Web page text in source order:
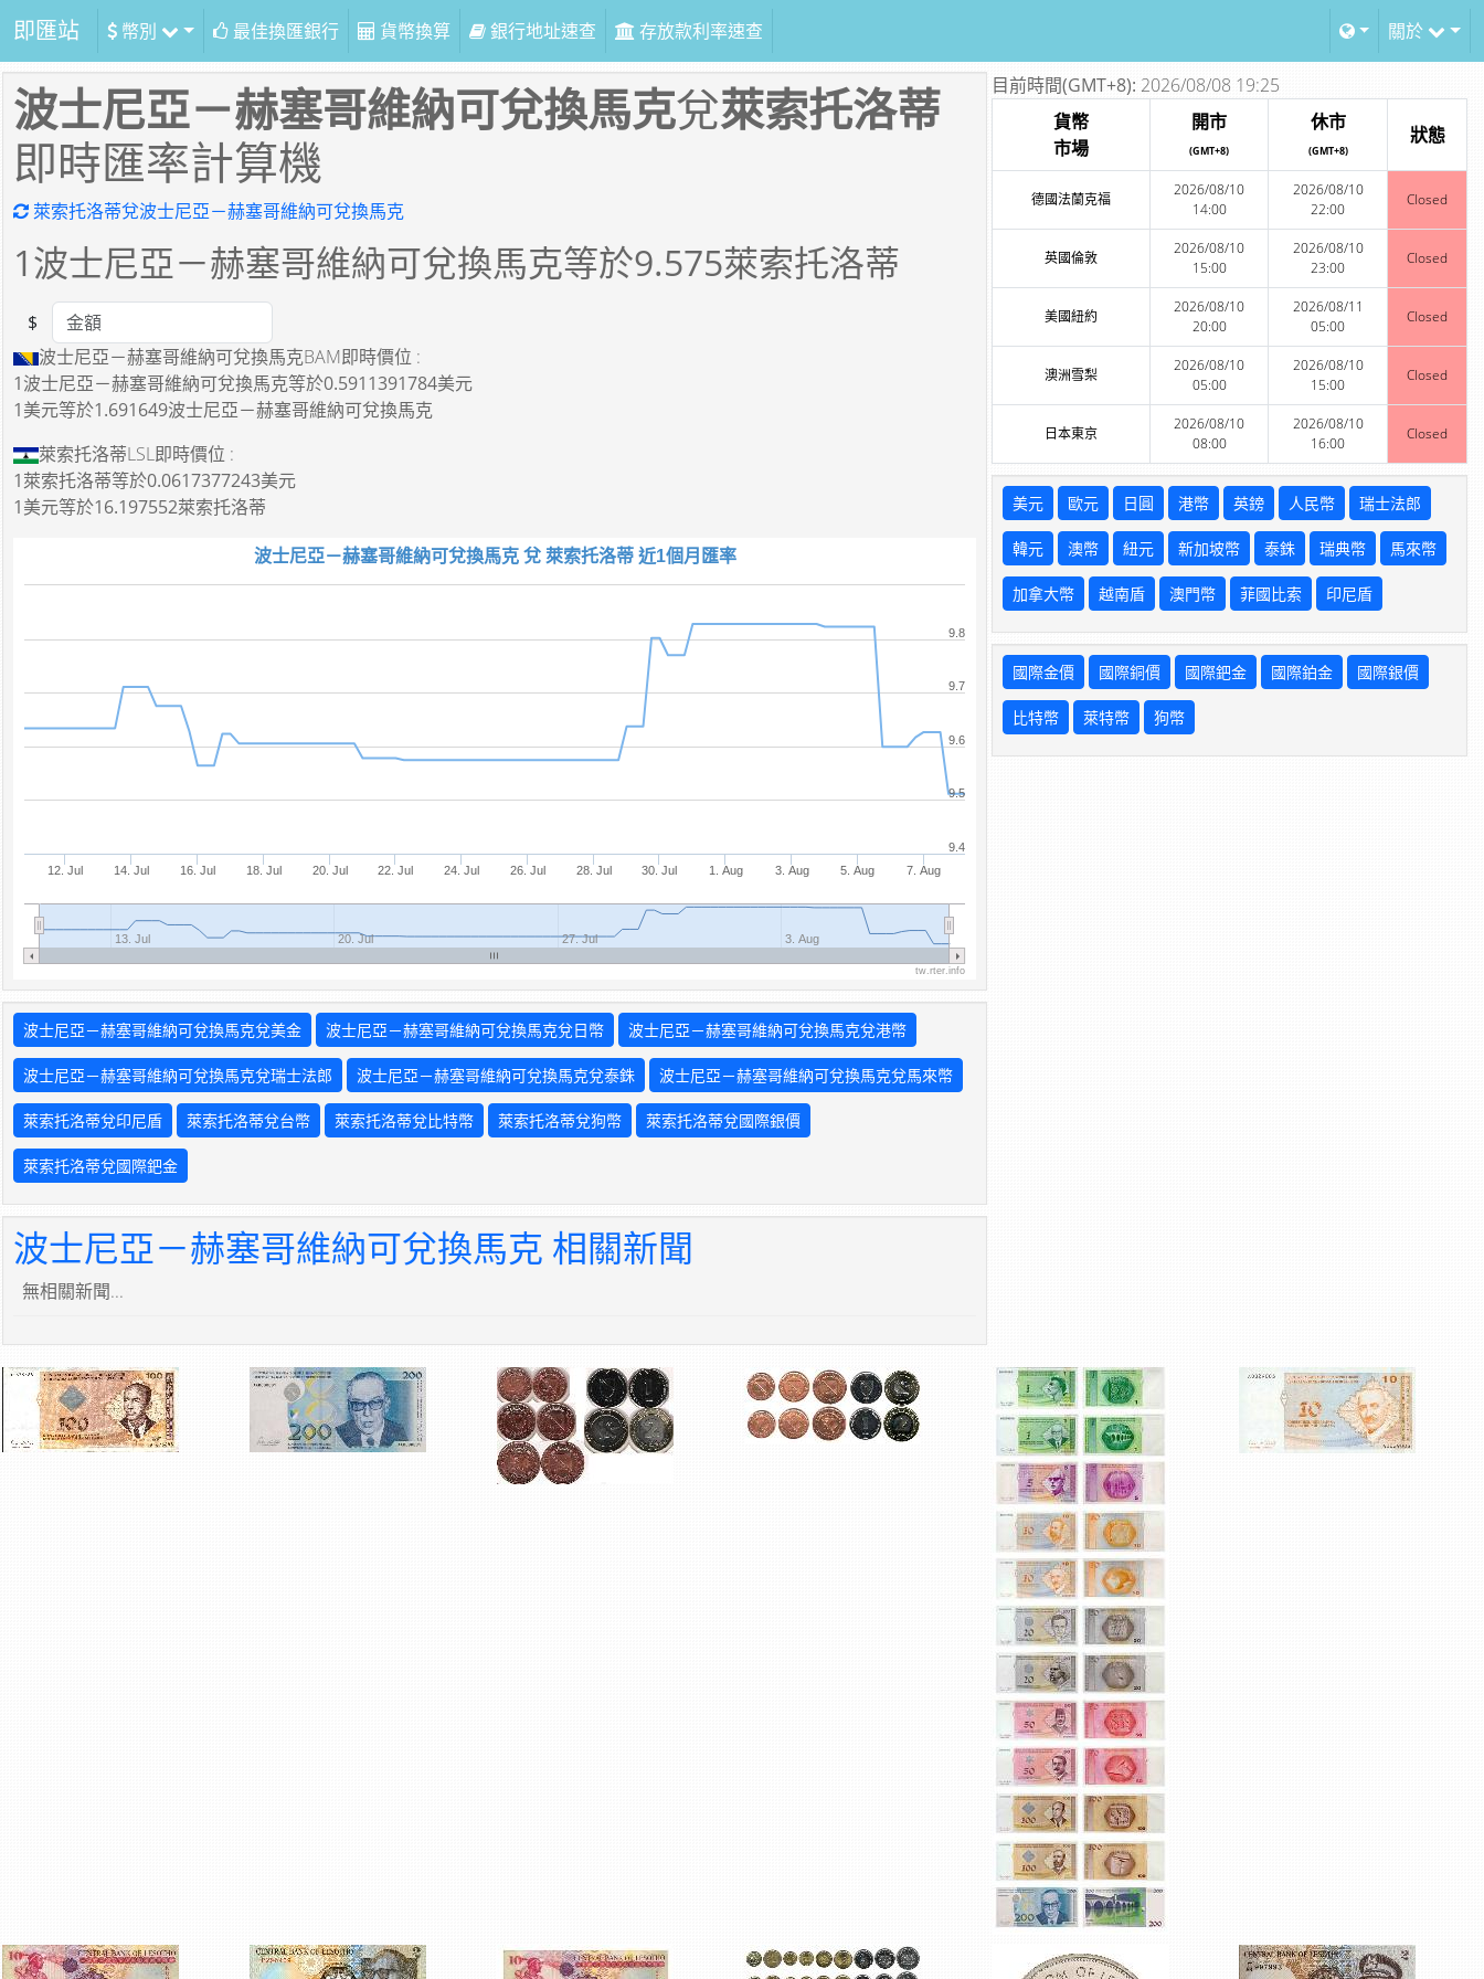
即匯站 幣別 最佳換匯銀行 貨幣換算 銀行地址速查 存放款利率速查 關於
波士尼亞－赫塞哥維納可兌換馬克兌萊索托洛蒂
即時匯率計算機
萊索托洛蒂兌波士尼亞－赫塞哥維納可兌換馬克
1波士尼亞－赫塞哥維納可兌換馬克等於9.575萊索托洛蒂
Amount
$
波士尼亞－赫塞哥維納可兌換馬克BAM即時價位 :
1波士尼亞－赫塞哥維納可兌換馬克等於0.5911391784美元
1美元等於1.691649波士尼亞－赫塞哥維納可兌換馬克
萊索托洛蒂LSL即時價位 :
1萊索托洛蒂等於0.0617377243美元
1美元等於16.197552萊索托洛蒂
波士尼亞－赫塞哥維納可兌換馬克 兌 萊索托洛蒂 近1個月匯率
12. Jul 14. Jul 16. Jul 18. Jul 20. Jul 22. Jul 24. Jul 26. Jul 28. Jul 30. Jul 1. Aug 3. Aug 5. Aug 7. Aug
13. Jul 20. Jul 27. Jul 3. Aug
9.4
9.5
9.6
9.7
9.8
tw.rter.info
波士尼亞－赫塞哥維納可兌換馬克兌美金 波士尼亞－赫塞哥維納可兌換馬克兌日幣 波士尼亞－赫塞哥維納可兌換馬克兌港幣
波士尼亞－赫塞哥維納可兌換馬克兌瑞士法郎 波士尼亞－赫塞哥維納可兌換馬克兌泰銖 波士尼亞－赫塞哥維納可兌換馬克兌馬來幣
萊索托洛蒂兌印尼盾 萊索托洛蒂兌台幣 萊索托洛蒂兌比特幣 萊索托洛蒂兌狗幣 萊索托洛蒂兌國際銀價
萊索托洛蒂兌國際鈀金
波士尼亞－赫塞哥維納可兌換馬克 相關新聞
無相關新聞...
目前時間(GMT+8): 2026/08/08 19:25
貨幣
市場
開市
(GMT+8)
休市
(GMT+8)
狀態
德國法蘭克福
2026/08/10
14:00
2026/08/10
22:00
Closed
英國倫敦
2026/08/10
15:00
2026/08/10
23:00
Closed
美國紐約
2026/08/10
20:00
2026/08/11
05:00
Closed
澳洲雪梨
2026/08/10
05:00
2026/08/10
15:00
Closed
日本東京
2026/08/10
08:00
2026/08/10
16:00
Closed
美元 歐元 日圓 港幣 英鎊 人民幣 瑞士法郎
韓元 澳幣 紐元 新加坡幣 泰銖 瑞典幣 馬來幣
加拿大幣 越南盾 澳門幣 菲國比索 印尼盾
國際金價 國際銅價 國際鈀金 國際鉑金 國際銀價
比特幣 萊特幣 狗幣